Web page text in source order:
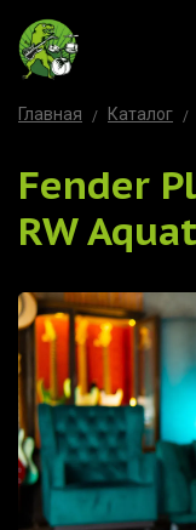
Главная Каталог
Fender
RW